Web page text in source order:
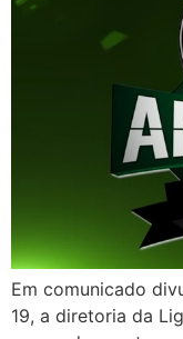
Em comunicado
19, a diretoria da